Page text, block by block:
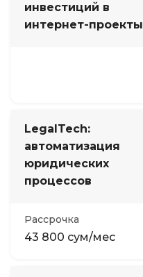
инвестиций в
интернет-проекты
LegalTech:
автоматизация
юридических
процессов
Рассрочка
43 800 сум/мес